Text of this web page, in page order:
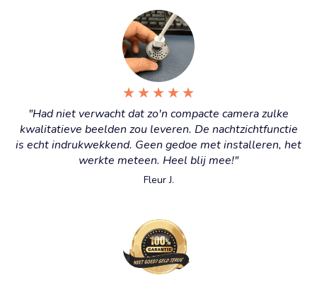
★ ★ ★ ★ ★
"Had niet verwacht dat zo'n compacte camera zulke
kwalitatieve beelden zou leveren. De nachtzichtfunctie
is echt indrukwekkend. Geen gedoe met installeren, het
werkte meteen. Heel blij mee!"
Fleur J.